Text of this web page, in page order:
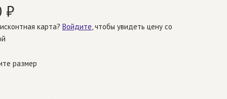
₽
карта? Войдите , чтобы увидеть цену со
размер